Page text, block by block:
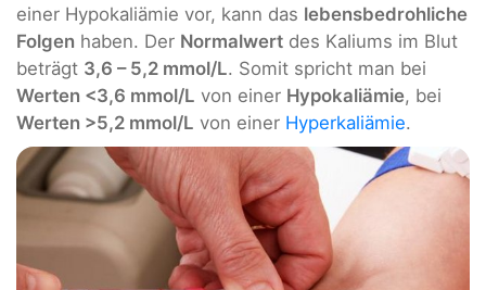
einer Hypokaliämie vor, kann das lebensbedrohliche
Folgen haben. Der Normalwert des Kaliums im Blut
beträgt 3,6 – 5,2 mmol/L. Somit spricht man bei
Werten <3,6 mmol/L von einer Hypokaliämie, bei
Werten >5,2 mmol/L von einer Hyperkaliämie.